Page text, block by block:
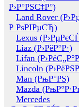
Р›Р°РЅС‡Р°)
Land Rover
Р РѕРІРµСЂ)
Lexus
Liaz (Р›РёР°Р·)
Lifan
Lincoln
Man (РњР°РЅ)
Mazda
Mercedes